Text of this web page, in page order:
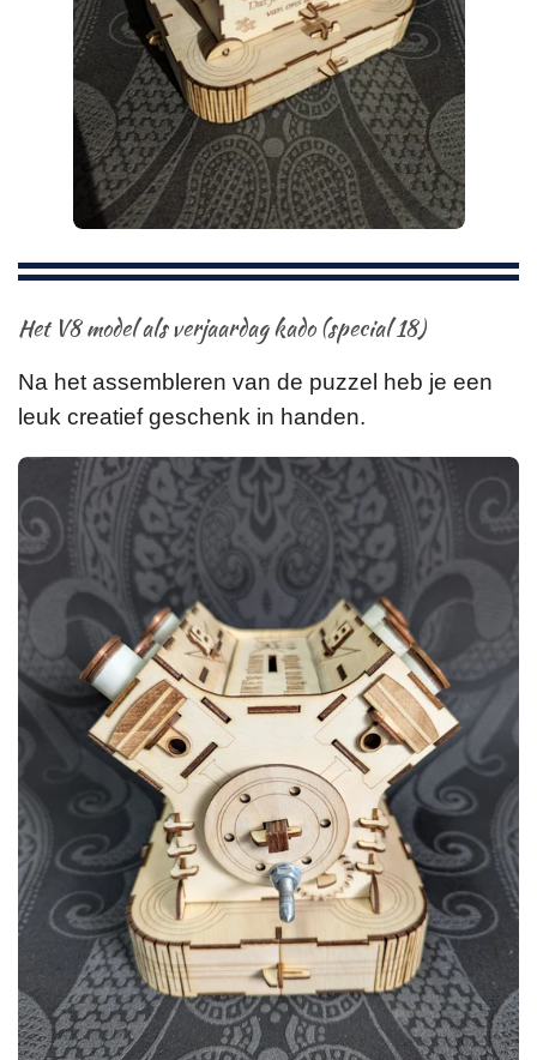
Het V8 model als verjaardag kado (special 18)
Na het assembleren van de puzzel heb je een
leuk creatief geschenk in handen.